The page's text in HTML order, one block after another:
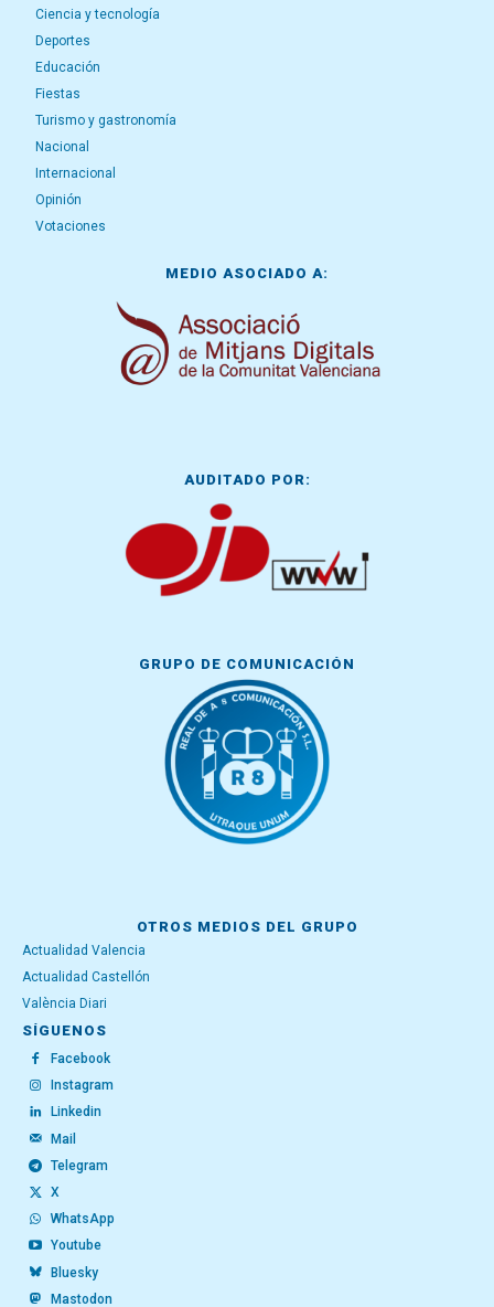
Ciencia y tecnología
Deportes
Educación
Fiestas
Turismo y gastronomía
Nacional
Internacional
Opinión
Votaciones
MEDIO ASOCIADO A:
AUDITADO POR:
GRUPO DE COMUNICACIÓN
OTROS MEDIOS DEL GRUPO
Actualidad Valencia
Actualidad Castellón
València Diari
SÍGUENOS
Facebook
Instagram
Linkedin
Mail
Telegram
X
WhatsApp
Youtube
Bluesky
Mastodon